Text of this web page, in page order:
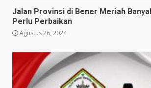
Jalan Provinsi di Bener Meriah
Perlu Perbaikan
Agustus 26, 2024